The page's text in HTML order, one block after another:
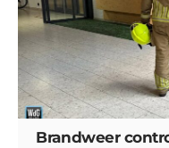
Brandweer